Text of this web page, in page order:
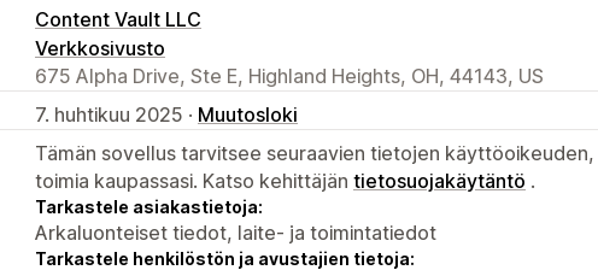
Content Vault LLC
Verkkosivusto
675 Alpha Drive, Ste E, Highland Heights, OH, 44143, US
7. huhtikuu 2025 · Muutosloki
Tämän sovellus tarvitsee seuraavien tietojen
toimia kaupassasi. Katso kehittäjän tietosuojakäytäntö .
Tarkastele asiakastietoja:
Arkaluonteiset tiedot, laite- ja toimintatiedot
Tarkastele henkilöstön ja avustajien tietoja: